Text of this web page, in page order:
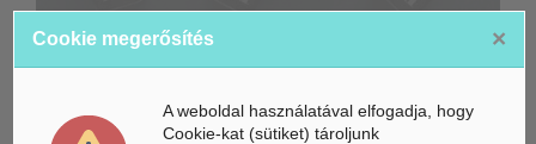
Már a Fed is figyeli a mesterséges intelligencia beruházási
Az AMD felvásárlással gyorsítaná fel a mesterséges
intelligencia válaszait
Cookie megerősítés ×
A weboldal használatával elfogadja, hogy
Cookie-kat (sütiket) tároljunk